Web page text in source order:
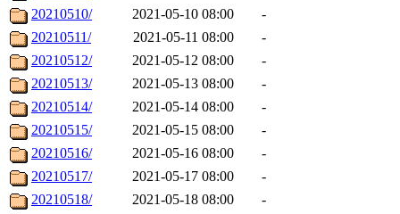
20210510/
2021-05-10 08:00
-
20210511/
2021-05-11 08:00
-
20210512/
2021-05-12 08:00
-
20210513/
2021-05-13 08:00
-
20210514/
2021-05-14 08:00
-
20210515/
2021-05-15 08:00
-
20210516/
2021-05-16 08:00
-
20210517/
2021-05-17 08:00
-
20210518/
2021-05-18 08:00
-